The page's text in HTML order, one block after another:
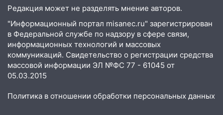
пострадал 38-летний водитель
иномарки
05:00 «Каждая пятая женщина и каждый
второй мужчина в мире сталкиваются с
алопецией»: врач рассказал, чем может
быть вызвано облысение и как с этим
справиться
03:30
Гороскоп на 7 августа: пятница
Редакция может не разделять мнение авторов.
"Информационный портал misanec.ru" зарегистрирован
в Федеральной службе по надзору в сфере связи,
информационных технологий и массовых
коммуникаций. Свидетельство о регистрации средства
массовой информации ЭЛ №ФС 77 - 61045 от
05.03.2015
Политика в отношении обработки персональных данных